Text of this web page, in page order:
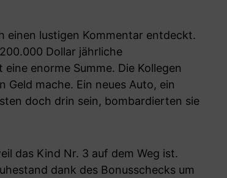
einen lustigen Kommentar entdeckt.
Dollar jährliche
enorme Summe. Die Kollegen
mache. Ein neues Auto, ein
doch drin sein, bombardierten sie
das Kind Nr. 3 auf dem Weg ist.
dank des Bonusschecks um